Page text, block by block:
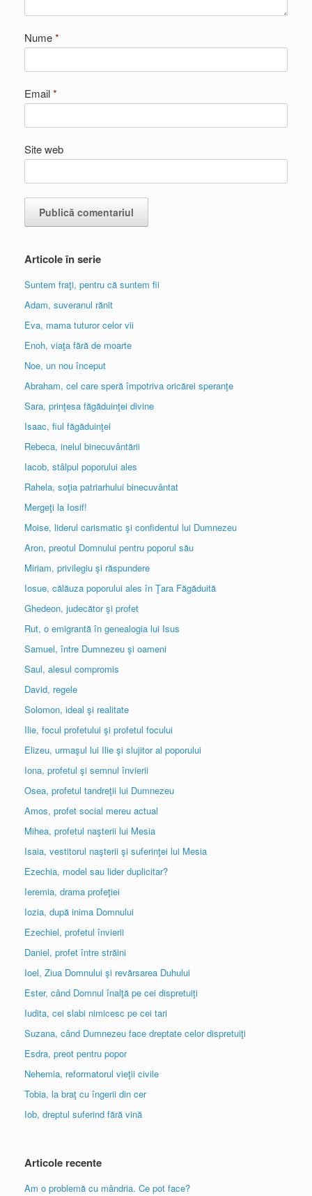
Nume*
Email*
Site web
Articole în serie
Suntem fraţi, pentru că suntem fii
Adam, suveranul rănit
Eva, mama tuturor celor vii
Enoh, viaţa fără de moarte
Noe, un nou început
Abraham, cel care speră împotriva oricărei speranţe
Sara, prinţesa făgăduinţei divine
Isaac, fiul făgăduinţei
Rebeca, inelul binecuvântării
Iacob, stâlpul poporului ales
Rahela, soţia patriarhului binecuvântat
Mergeţi la Iosif!
Moise, liderul carismatic şi confidentul lui Dumnezeu
Aron, preotul Domnului pentru poporul său
Miriam, privilegiu şi răspundere
Iosue, călăuza poporului ales în Ţara Făgăduită
Ghedeon, judecător şi profet
Rut, o emigrantă în genealogia lui Isus
Samuel, între Dumnezeu şi oameni
Saul, alesul compromis
David, regele
Solomon, ideal şi realitate
Ilie, focul profetului şi profetul focului
Elizeu, urmaşul lui Ilie şi slujitor al poporului
Iona, profetul şi semnul învierii
Osea, profetul tandreţii lui Dumnezeu
Amos, profet social mereu actual
Mihea, profetul naşterii lui Mesia
Isaia, vestitorul naşterii şi suferinţei lui Mesia
Ezechia, model sau lider duplicitar?
Ieremia, drama profeţiei
Iozia, după inima Domnului
Ezechiel, profetul învierii
Daniel, profet între străini
Ioel, Ziua Domnului şi revărsarea Duhului
Ester, când Domnul înalţă pe cei dispretuiţi
Iudita, cei slabi nimicesc pe cei tari
Suzana, când Dumnezeu face dreptate celor dispretuiţi
Esdra, preot pentru popor
Nehemia, reformatorul vieţii civile
Tobia, la braţ cu îngerii din cer
Iob, dreptul suferind fără vină
Articole recente
Am o problemă cu mândria. Ce pot face?